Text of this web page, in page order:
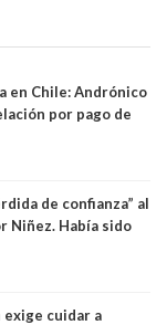
en Chile: Andrónico
por pago de
de confianza” al
Niñez. Había sido
cuidar a